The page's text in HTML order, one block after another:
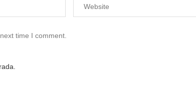
time I comment.